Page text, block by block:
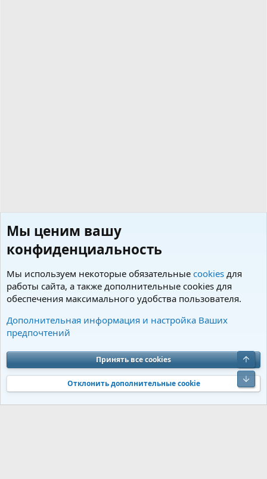
Теги
Cookies Charm by DCom
Обратная связь
Условия и правила
Политика конфиденциальности
Помощь
S
S
Community platform by XenForo® © 2010-2026 XenForo Ltd. Перевод от
Jumuro®|Media embeds via s9e/MediaSites
Мы ценим вашу
конфиденциальность
Мы используем некоторые обязательные cookies для
работы сайта, а также дополнительные cookies для
обеспечения максимального удобства пользователя.
Дополнительная информация и настройка Ваших
предпочтений
Принять все cookies
Отклонить дополнительные cookie
Верх
Низ